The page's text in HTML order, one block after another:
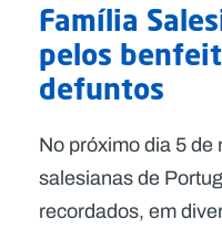
Família
pelos
defuntos
No próximo dia 5
salesianas de
recordados, em